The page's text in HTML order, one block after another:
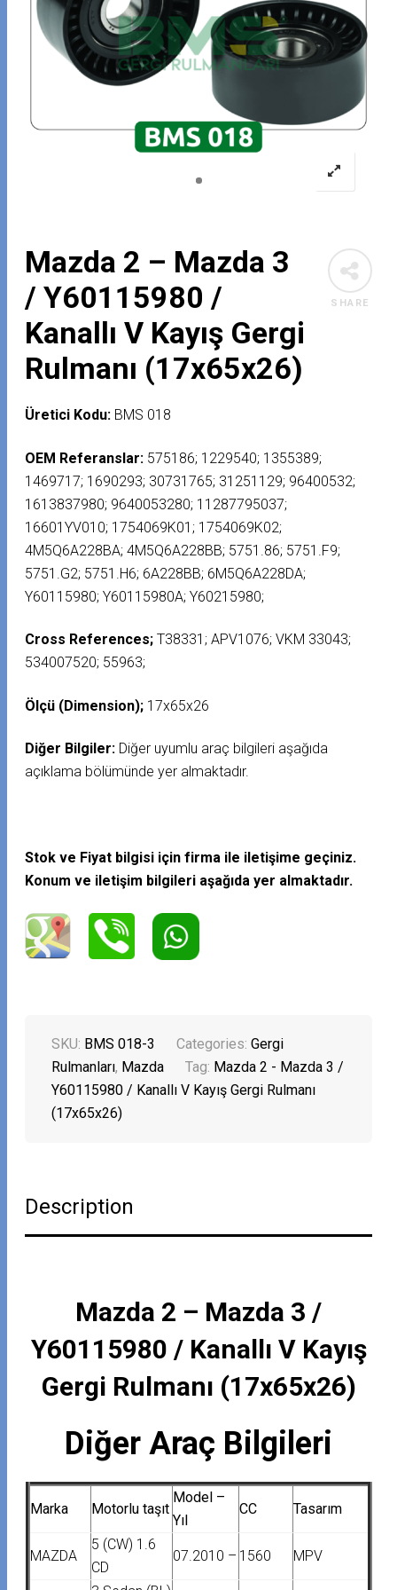
SHARE
Mazda 2 – Mazda 3
/ Y60115980 /
Kanallı V Kayış Gergi
Rulmanı (17x65x26)
Üretici Kodu: BMS 018
OEM Referanslar: 575186; 1229540; 1355389;
1469717; 1690293; 30731765; 31251129; 96400532;
1613837980; 9640053280; 11287795037;
16601YV010; 1754069K01; 1754069K02;
4M5Q6A228BA; 4M5Q6A228BB; 5751.86; 5751.F9;
5751.G2; 5751.H6; 6A228BB; 6M5Q6A228DA;
Y60115980; Y60115980A; Y60215980;
Cross References; T38331; APV1076; VKM 33043;
534007520; 55963;
Ölçü (Dimension); 17x65x26
Diğer Bilgiler: Diğer uyumlu araç bilgileri aşağıda
açıklama bölümünde yer almaktadır.
Stok ve Fiyat bilgisi için firma ile iletişime geçiniz.
Konum ve iletişim bilgileri aşağıda yer almaktadır.
SKU: BMS 018-3 Categories:Gergi
Rulmanları, Mazda Tag: Mazda 2 - Mazda 3 /
Y60115980 / Kanallı V Kayış Gergi Rulmanı
(17x65x26)
Description
Mazda 2 – Mazda 3 /
Y60115980 / Kanallı V Kayış
Gergi Rulmanı (17x65x26)
Diğer Araç Bilgileri
Marka Motorlu taşıt
Model –
Yıl
CC Tasarım
MAZDA
5 (CW) 1.6
CD
07.2010 – 1560 MPV